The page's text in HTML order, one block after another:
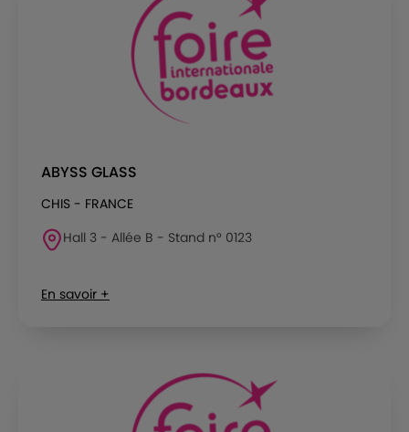
ABYSS GLASS
CHIS - FRANCE
Hall 3 - Allée B - Stand n° 0123
En savoir +